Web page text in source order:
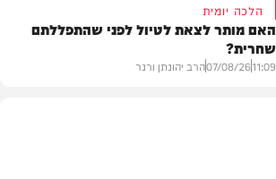
הלכה יומית
האם מותר לצאת לטיול לפני שהתפללתם
שחרית?
11:09
07/08/26הרב יהונתן ורנר